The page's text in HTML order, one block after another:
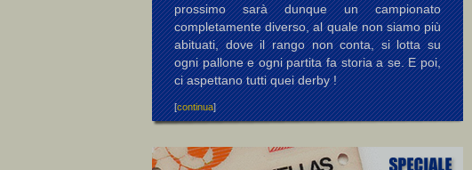
prossimo sarà dunque un campionato
completamente diverso, al quale non siamo più
abituati, dove il rango non conta, si lotta su
ogni pallone e ogni partita fa storia a se. E poi,
ci aspettano tutti quei derby !
[continua]